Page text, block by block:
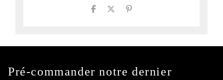
Pré-commander notre dernier